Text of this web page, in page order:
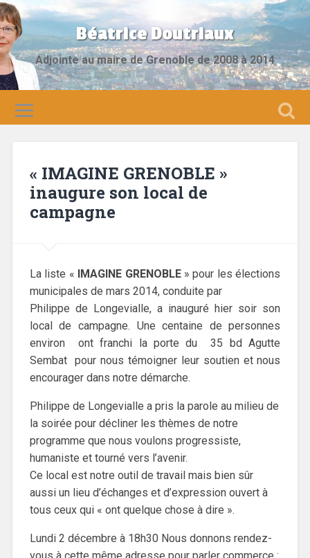
Béatrice Doutriaux
Adjointe au maire de Grenoble de 2008 à 2014
« IMAGINE GRENOBLE »
inaugure son local de
campagne
La liste « IMAGINE GRENOBLE» pour les élections
municipales de mars 2014, conduite par
Philippe de Longevialle, a inauguré hier soir son
local de campagne. Une centaine de personnes
environ ont franchi la porte du 35 bd Agutte
Sembat pour nous témoigner leur soutien et nous
encourager dans notre démarche.
Philippe de Longevialle a pris la parole au milieu de
la soirée pour décliner les thèmes de notre
programme que nous voulons progressiste,
humaniste et tourné vers l’avenir.
Ce local est notre outil de travail mais bien sûr
aussi un lieu d’échanges et d’expression ouvert à
tous ceux qui « ont quelque chose à dire ».
Lundi 2 décembre à 18h30 Nous donnons rendez-